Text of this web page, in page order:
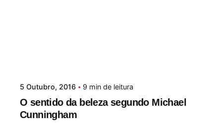
5 Outubro, 2016 9 min de leitura
O sentido da beleza segundo Michael
Cunningham